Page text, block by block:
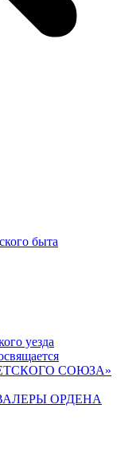
быта
уезда
СОЮЗА»
ОРДЕНА